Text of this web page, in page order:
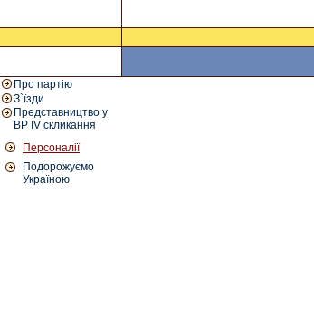
Про партію
З`їзди
Представництво у
ВР IV скликання
Персоналії
Подорожуємо
Україною